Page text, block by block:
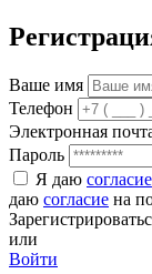
Ваше имя
Телефон
Электронная
Пароль
Я даю согласие
даю согласие на
или
Войти